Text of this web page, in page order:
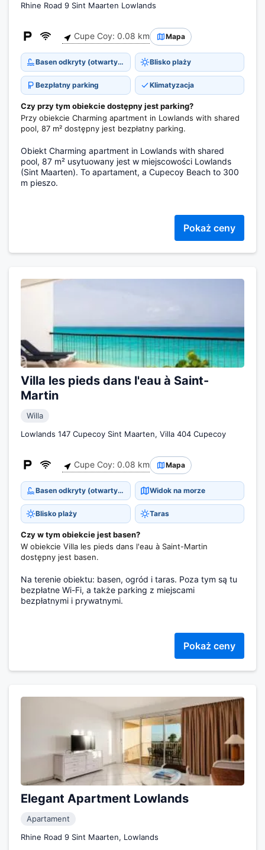
Rhine Road 9 Sint Maarten Lowlands
Cupe Coy: 0.08 km Mapa
Basen odkryty (otwarty cały rok) Blisko plaży
Bezpłatny parking Klimatyzacja
Czy przy tym obiekcie dostępny jest parking?
Przy obiekcie Charming apartment in Lowlands with shared
pool, 87 m² dostępny jest bezpłatny parking.
Obiekt Charming apartment in Lowlands with shared
pool, 87 m² usytuowany jest w miejscowości Lowlands
(Sint Maarten). To apartament, a Cupecoy Beach to 300
m pieszo.
Pokaż ceny
Villa les pieds dans l'eau à Saint-
Martin
Willa
Lowlands 147 Cupecoy Sint Maarten, Villa 404 Cupecoy
Cupe Coy: 0.08 km Mapa
Basen odkryty (otwarty cały rok) Widok na morze
Blisko plaży Taras
Czy w tym obiekcie jest basen?
W obiekcie Villa les pieds dans l'eau à Saint-Martin
dostępny jest basen.
Na terenie obiektu: basen, ogród i taras. Poza tym są tu
bezpłatne Wi-Fi, a także parking z miejscami
bezpłatnymi i prywatnymi.
Pokaż ceny
Elegant Apartment Lowlands
Apartament
Rhine Road 9 Sint Maarten, Lowlands